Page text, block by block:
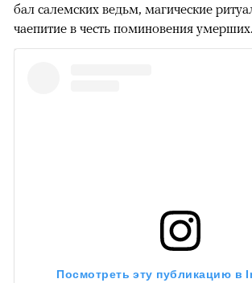
бал салемских ведьм, магические
чаепитие в честь поминовения умерших.
Посмотреть эту публикацию в